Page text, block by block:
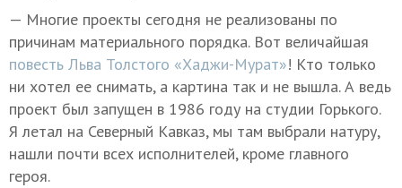
— Многие проекты сегодня не реализованы по
причинам материального порядка. Вот величайшая
повесть Льва Толстого «Хаджи-Мурат»! Кто только
ни хотел ее снимать, а картина так и не вышла. А ведь
проект был запущен в 1986 году на студии Горького.
Я летал на Северный Кавказ, мы там выбрали натуру,
нашли почти всех исполнителей, кроме главного
героя.